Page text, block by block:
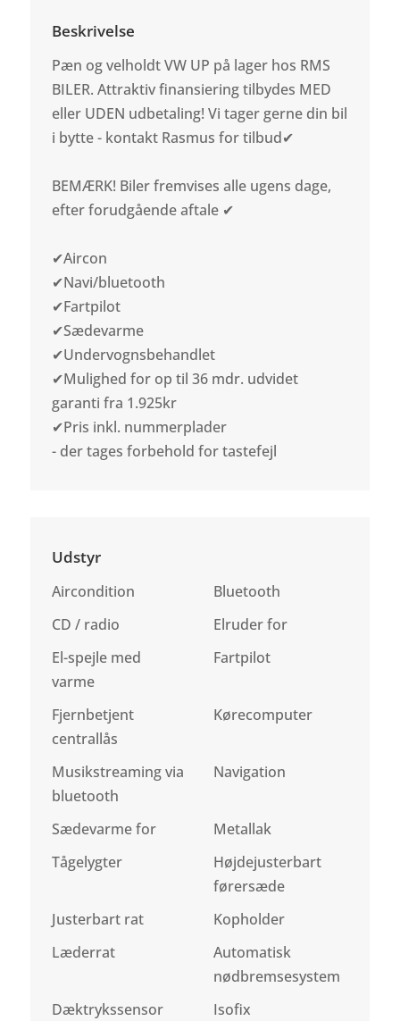
Beskrivelse
Pæn og velholdt VW UP på lager hos RMS
BILER. Attraktiv finansiering tilbydes MED
eller UDEN udbetaling! Vi tager gerne din bil
i bytte - kontakt Rasmus for tilbud✔
BEMÆRK! Biler fremvises alle ugens dage,
efter forudgående aftale ✔
✔Aircon
✔Navi/bluetooth
✔Fartpilot
✔Sædevarme
✔Undervognsbehandlet
✔Mulighed for op til 36 mdr. udvidet
garanti fra 1.925kr
✔Pris inkl. nummerplader
- der tages forbehold for tastefejl
Udstyr
Aircondition
Bluetooth
CD / radio
Elruder for
El-spejle med
varme
Fartpilot
Fjernbetjent
centrallås
Kørecomputer
Musikstreaming via
bluetooth
Navigation
Sædevarme for
Metallak
Tågelygter
Højdejusterbart
førersæde
Justerbart rat
Kopholder
Læderrat
Automatisk
nødbremsesystem
Dæktrykssensor
Isofix